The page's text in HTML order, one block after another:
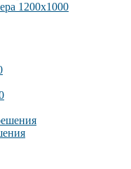
1200х1000